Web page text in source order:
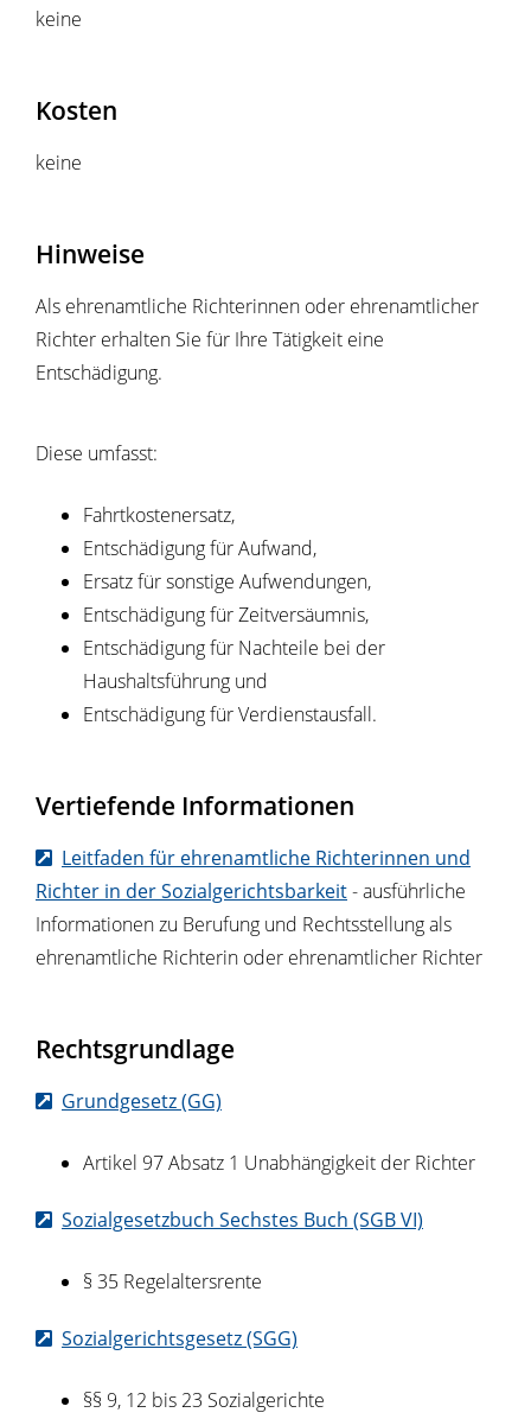
keine
Kosten
keine
Hinweise
Als ehrenamtliche Richterinnen oder ehrenamtlicher
Richter erhalten Sie für Ihre Tätigkeit eine
Entschädigung.
Diese umfasst:
Fahrtkostenersatz,
Entschädigung für Aufwand,
Ersatz für sonstige Aufwendungen,
Entschädigung für Zeitversäumnis,
Entschädigung für Nachteile bei der
Haushaltsführung und
Entschädigung für Verdienstausfall.
Vertiefende Informationen
Leitfaden für ehrenamtliche Richterinnen und
Richter in der Sozialgerichtsbarkeit- ausführliche
Informationen zu Berufung und Rechtsstellung als
ehrenamtliche Richterin oder ehrenamtlicher Richter
Rechtsgrundlage
Grundgesetz (GG)
Artikel 97 Absatz 1 Unabhängigkeit der Richter
Sozialgesetzbuch Sechstes Buch (SGB VI)
§ 35 Regelaltersrente
Sozialgerichtsgesetz (SGG)
§§ 9, 12 bis 23 Sozialgerichte